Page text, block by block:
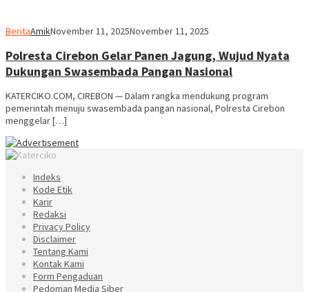
BeritaAmikNovember 11, 2025November 11, 2025
Polresta Cirebon Gelar Panen Jagung, Wujud Nyata
Dukungan Swasembada Pangan Nasional
KATERCIKO.COM, CIREBON — Dalam rangka mendukung program
pemerintah menuju swasembada pangan nasional, Polresta Cirebon
menggelar […]
Indeks
Kode Etik
Karir
Redaksi
Privacy Policy
Disclaimer
Tentang Kami
Kontak Kami
Form Pengaduan
Pedoman Media Siber